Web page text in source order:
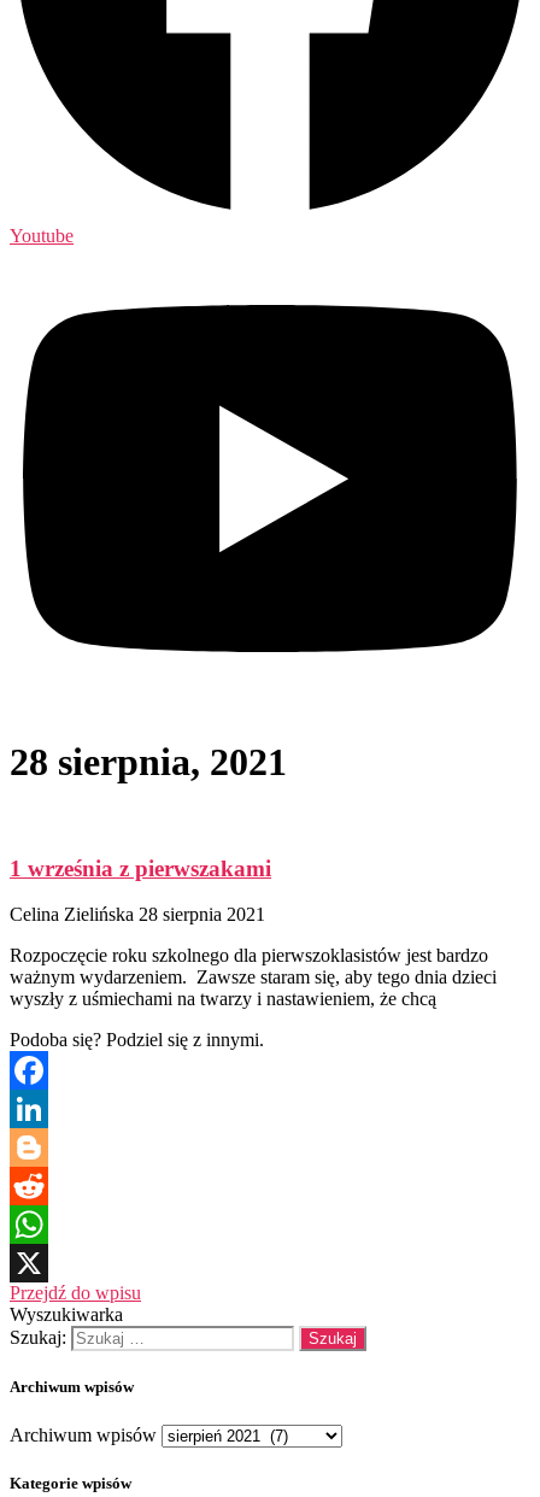
Youtube
28 sierpnia, 2021
1 września z pierwszakami
Celina Zielińska 28 sierpnia 2021
Rozpoczęcie roku szkolnego dla pierwszoklasistów jest bardzo
ważnym wydarzeniem. Zawsze staram się, aby tego dnia dzieci
wyszły z uśmiechami na twarzy i nastawieniem, że chcą
Podoba się? Podziel się z innymi.
Facebook
LinkedIn
Blogger
Reddit
WhatsApp
X
Przejdź do wpisu
Wyszukiwarka
Szukaj:
Archiwum wpisów
Archiwum wpisów
Kategorie wpisów